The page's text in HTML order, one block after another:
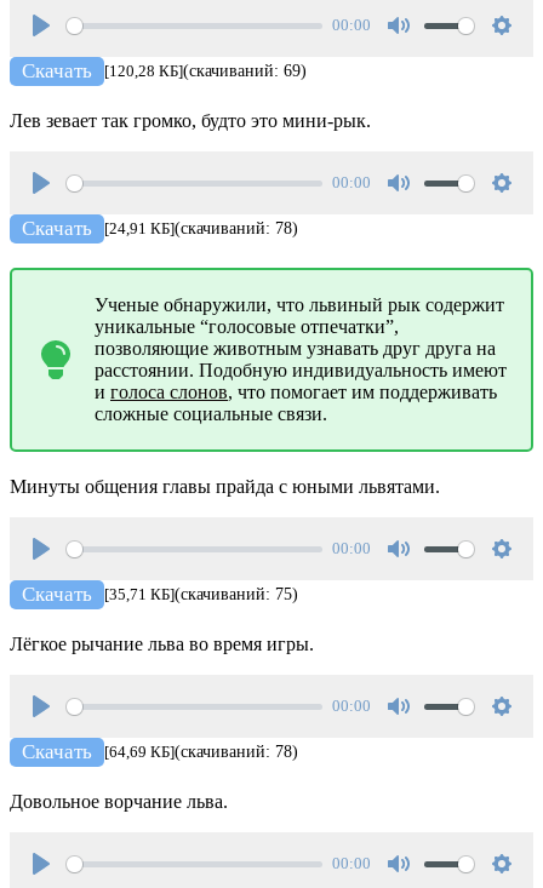
Play
00:00
Скачать [120,28 КБ](скачиваний: 69)
Лев зевает так громко, будто это мини-рык.
Play
00:00
Скачать [24,91 КБ](скачиваний: 78)
Ученые обнаружили, что львиный рык содержит
уникальные “голосовые отпечатки”,
позволяющие животным узнавать друг друга на
расстоянии. Подобную индивидуальность имеют
и голоса слонов, что помогает им поддерживать
сложные социальные связи.
Минуты общения главы прайда с юными львятами.
Play
00:00
Скачать [35,71 КБ](скачиваний: 75)
Лёгкое рычание льва во время игры.
Play
00:00
Скачать [64,69 КБ](скачиваний: 78)
Довольное ворчание льва.
00:00